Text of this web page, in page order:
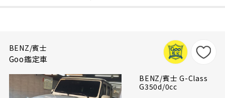
BENZ/賓士
Goo鑑定車
BENZ/賓士 G-Class
G350d/0cc